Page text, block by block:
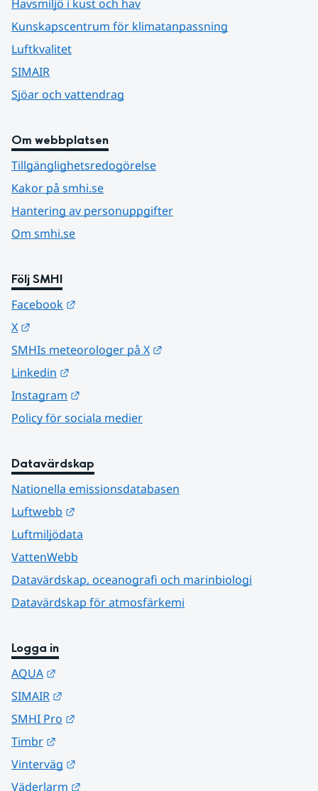
Havsmiljö i kust och hav
Kunskapscentrum för klimatanpassning
Luftkvalitet
SIMAIR
Sjöar och vattendrag
Om webbplatsen
Tillgänglighetsredogörelse
Kakor på smhi.se
Hantering av personuppgifter
Om smhi.se
Följ SMHI
Facebook
X
SMHIs meteorologer på X
Linkedin
Instagram
Policy för sociala medier
Datavärdskap
Nationella emissionsdatabasen
Luftwebb
Luftmiljödata
VattenWebb
Datavärdskap, oceanografi och marinbiologi
Datavärdskap för atmosfärkemi
Logga in
AQUA
SIMAIR
SMHI Pro
Timbr
Vinterväg
Väderlarm